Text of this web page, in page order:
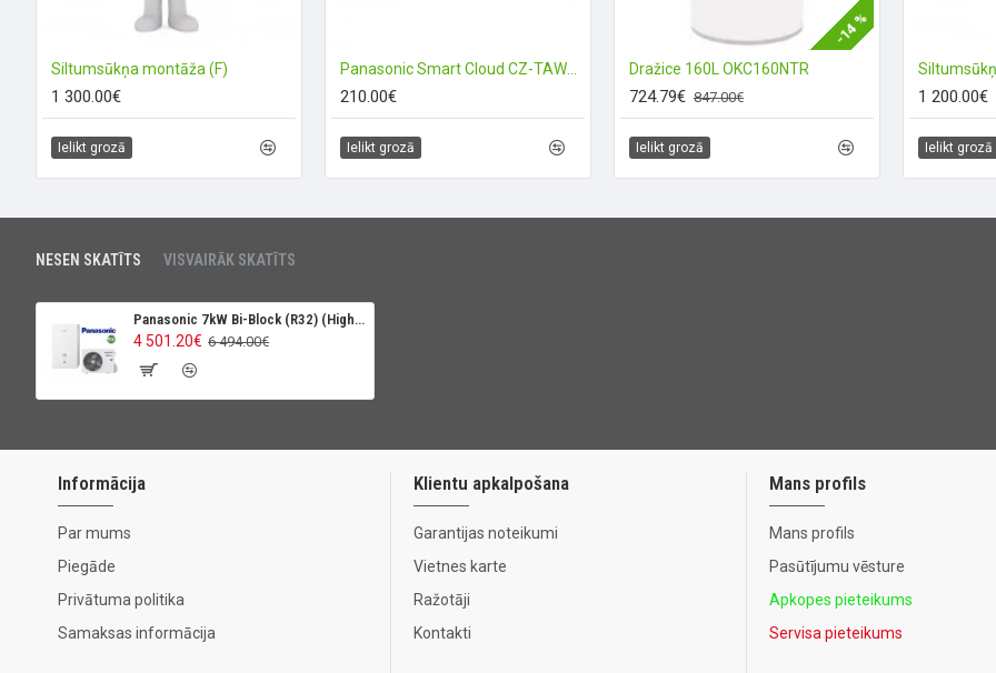
Siltumsūkņa montāža (F)
1 300.00€
Ielikt grozā
210.00€
Ielikt grozā
-14 %
Dražice 160L OKC160NTR
724.79€ 847.00€
Ielikt grozā
1 200.00€
Ielikt grozā
NESEN SKATĪTS VISVAIRĀK SKATĪTS
Panasonic 7kW Bi-Block (R32) (High Perfomance)
4 501.20€ 6 494.00€
Informācija
Par mums
Piegāde
Privātuma politika
Samaksas informācija
Klientu apkalpošana
Garantijas noteikumi
Vietnes karte
Ražotāji
Kontakti
Mans profils
Mans profils
Pasūtījumu vēsture
Apkopes pieteikums
Servisa pieteikums